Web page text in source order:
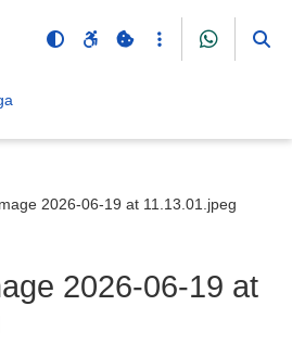
2026-06-19 at 11.13.01.jpeg
2026-06-19 at